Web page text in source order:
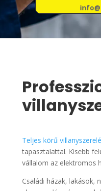
Teljes körű
tapasztalattal. Kisebb
vállalom az elektromos
Családi házak, lakások,